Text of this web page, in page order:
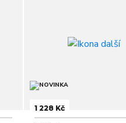
1 228 Kč